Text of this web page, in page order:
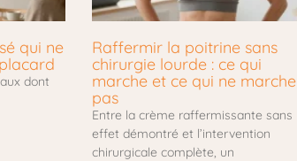
qui ne
dont
Raffermir la poitrine sans
chirurgie lourde : ce qui
marche et ce qui ne marche
pas
Entre la crème raffermissante sans
effet démontré et l’intervention
chirurgicale complète, un